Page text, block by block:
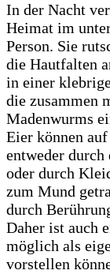
In der Nacht
Heimat im
Person. Sie
die Hautfalten
in einer
die zusammen
Madenwurms
Eier können
entweder durch
oder durch
zum Mund
durch
Daher ist auch
möglich als
vorstellen